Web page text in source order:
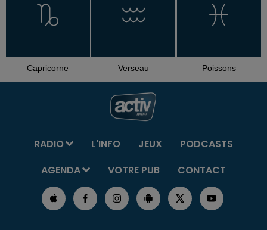
Capricorne Verseau Poissons
RADIO L'INFO JEUX
PODCASTS
AGENDA
VOTRE PUB CONTACT